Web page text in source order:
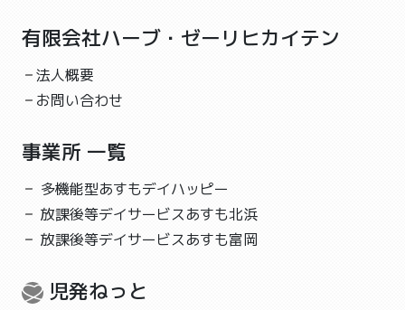
者に提供することはありません。
児発ねっとの個人情報の取扱いにつきましては、
有限会社ハーブ・ゼーリヒカイテン
法人概要
お問い合わせ
事業所 一覧
多機能型あすもデイハッピー
放課後等デイサービスあすも北浜
放課後等デイサービスあすも富岡
児発ねっと